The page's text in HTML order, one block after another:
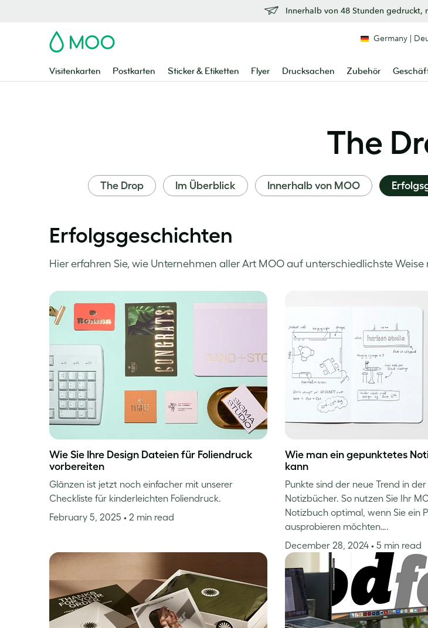
Innerhalb von 48 Stunden gedruckt,
MOO
Visitenkarten Postkarten Sticker & Etiketten Flyer Drucksachen Zubehör
Germany |
The
The Drop Im Überblick Innerhalb von MOO
Erfolgsgeschichten
Hier erfahren Sie, wie Unternehmen aller Art MOO auf unterschiedlichste Weise
Wie Sie Ihre Design Dateien für Foliendruck
vorbereiten
Glänzen ist jetzt noch einfacher mit unserer
Checkliste für kinderleichten Foliendruck.
February 5, 2025 • 2 min read
Wie man ein gepunktetes
kann
Punkte sind der neue Trend in
Notizbücher. So nutzen Sie Ihr
Notizbuch optimal, wenn Sie ein
ausprobieren möchten….
December 28, 2024 • 5 min read